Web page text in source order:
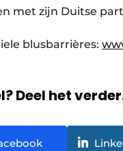
met zijn Duitse
blusbarrières:
Deel het